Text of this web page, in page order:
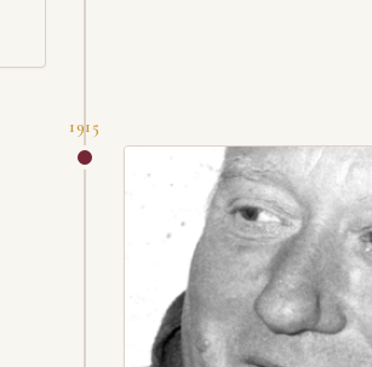
1915